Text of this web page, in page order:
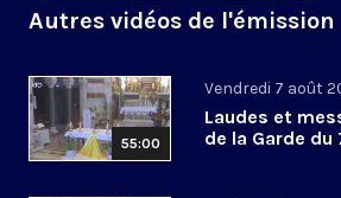
Autres vidéos de l'émission
55:00
Vendredi 7 août
Laudes et
de la Garde